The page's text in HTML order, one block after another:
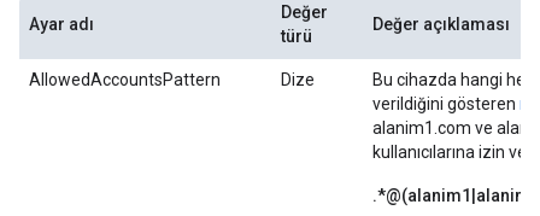
Ayar adı
Değer
türü
Değer açıklaması
AllowedAccountsPattern Dize
Bu cihazda hangi
verildiğini gösteren
alanim1.com ve
kullanıcılarına izin